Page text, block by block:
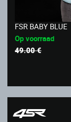
FSR BABY BLUE
Op voorraad
49.00 €